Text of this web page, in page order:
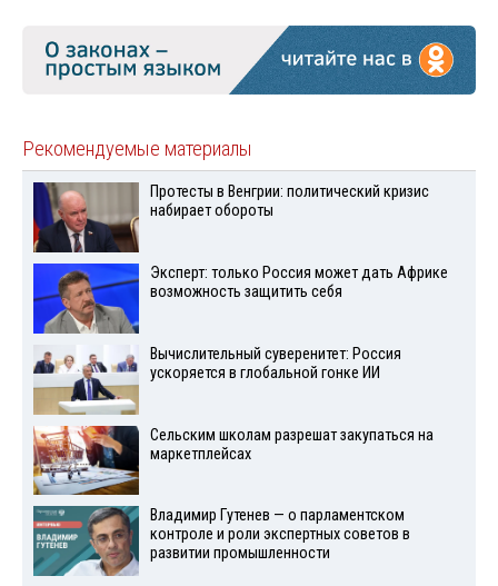
Рекомендуемые материалы
Протесты в Венгрии: политический кризис
набирает обороты
Эксперт: только Россия может дать Африке
возможность защитить себя
Вычислительный суверенитет: Россия
ускоряется в глобальной гонке ИИ
Сельским школам разрешат закупаться на
маркетплейсах
Владимир Гутенев — о парламентском
контроле и роли экспертных советов в
развитии промышленности